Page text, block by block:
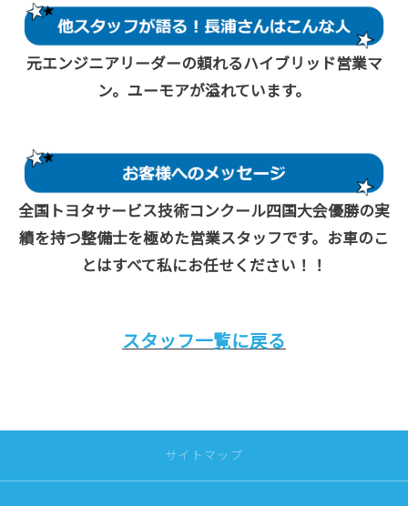
元エンジニアリーダーの頼れるハイブリッド営業マ
ン。ユーモアが溢れています。
全国トヨタサービス技術コンクール四国大会優勝の実
績を持つ整備士を極めた営業スタッフです。お車のこ
とはすべて私にお任せください！！
スタッフ一覧に戻る
サイトマップ